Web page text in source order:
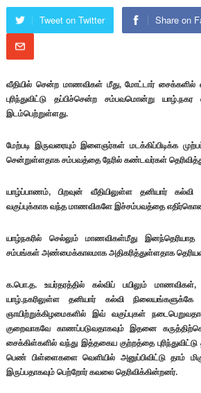
Tweet on Twitter Share on
வீதியில் சென்ற மாணவிகள் மீது, மோட்டார்
புரிந்துவிட்டு தப்பிச்சென்ற சம்பவமொன்று யாழ்.நகர
இடம்பெற்றுள்ளது.
மேற்படி இருவரையும் இளைஞர்கள் மடக்கிப்பிடிக்க
சென்றுள்ளதாக சம்பவத்தை நேரில் கண்டவர்கள்
யாழ்ப்பாணம், பிறவுன் வீதியிலுள்ள தனியார் கல்வி
வகுப்புக்காக வந்த மாணவிகளே இச்சம்பவத்தை
யாழ்நகரில் செல்லும் மாணவிகள்மீது இனந்தெரியாத
சம்பங்கள் அண்மைக்காலமாக அதிகரித்துள்ளதாக
க.பொ.த. உயர்தரத்தில் கல்விப் பயிலும் மாணவிகள்,
யாழ்.நகரிலுள்ள தனியார் கல்வி
ஞாயிற்றுக்கிழமைகளில் இவ் வகுப்புகள்
குறைவாகவே காணப்படுவதாகவும் இதனை
சைக்கிள்களில் வந்து இத்தகைய குற்றத்தை
பெண் பிள்ளைகளை வெளியில் அனுப்பிவிட்டு தாம்
இருப்பதாகவும் பெற்றோர் கவலை தெரிவிக்கின்றனர்.